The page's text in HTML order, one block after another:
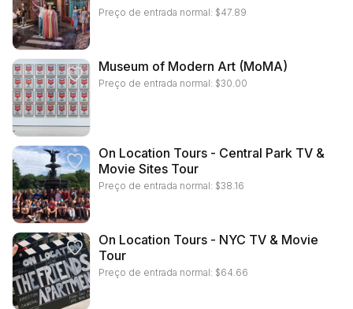
Preço de entrada normal: $47.89
Museum of Modern Art (MoMA)
Preço de entrada normal: $30.00
On Location Tours - Central Park TV &
Movie Sites Tour
Preço de entrada normal: $38.16
On Location Tours - NYC TV & Movie
Tour
Preço de entrada normal: $64.66